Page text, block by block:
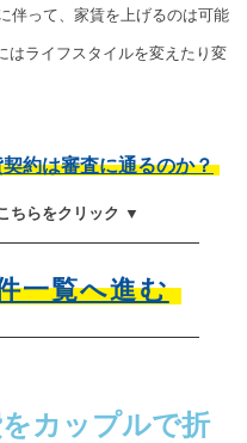
伴って、家賃を上げるのは可能
はライフスタイルを変えたり変
約は審査に通るのか？
ちらをクリック ▼
一覧へ進む
カップルで折